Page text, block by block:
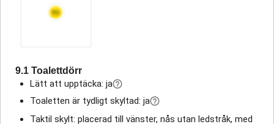
9.1 Toalettdörr
Lätt att upptäcka: ja
Toaletten är tydligt skyltad: ja
Taktil skylt: placerad till vänster, nås utan ledstråk, med